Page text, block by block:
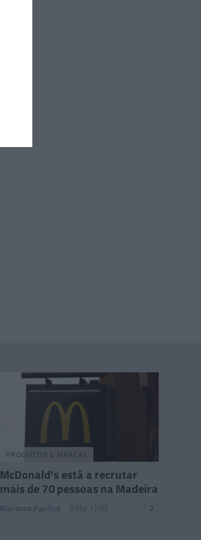
PRODUTOS E MARCAS
McDonald’s está a recrutar
mais de 70 pessoas na Madeira
Marianna Pacifico 8 Mai 12:03 2